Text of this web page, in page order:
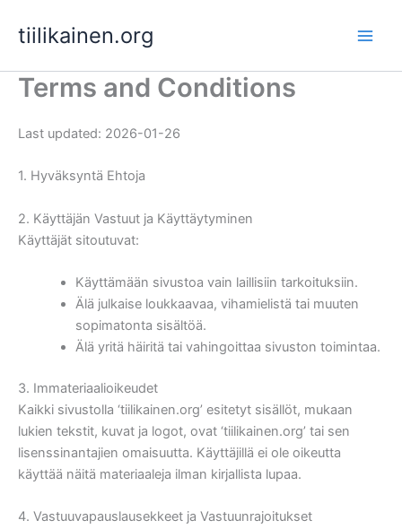
tiilikainen.org
Terms and Conditions
Last updated: 2026-01-26
1. Hyväksyntä Ehtoja
2. Käyttäjän Vastuut ja Käyttäytyminen
Käyttäjät sitoutuvat:
Käyttämään sivustoa vain laillisiin tarkoituksiin.
Älä julkaise loukkaavaa, vihamielistä tai muuten
sopimatonta sisältöä.
Älä yritä häiritä tai vahingoittaa sivuston toimintaa.
3. Immateriaalioikeudet
Kaikki sivustolla ‘tiilikainen.org’ esitetyt sisällöt, mukaan
lukien tekstit, kuvat ja logot, ovat ‘tiilikainen.org’ tai sen
lisenssinantajien omaisuutta. Käyttäjillä ei ole oikeutta
käyttää näitä materiaaleja ilman kirjallista lupaa.
4. Vastuuvapauslausekkeet ja Vastuunrajoitukset